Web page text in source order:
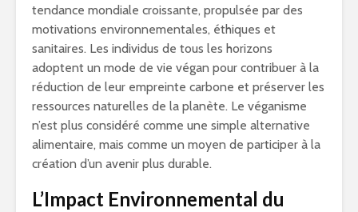
tendance mondiale croissante, propulsée par des
motivations environnementales, éthiques et
sanitaires. Les individus de tous les horizons
adoptent un mode de vie végan pour contribuer à la
réduction de leur empreinte carbone et préserver les
ressources naturelles de la planète. Le véganisme
n’est plus considéré comme une simple alternative
alimentaire, mais comme un moyen de participer à la
création d’un avenir plus durable.
L’Impact Environnemental du